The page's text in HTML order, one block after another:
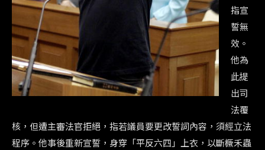
指宣
誓無
效。
他為
此提
出司
法覆
核，但遭主審法官拒絕，指若議員要更改誓詞內容，須經立法
程序。他事後重新宣誓，身穿「平反六四」上衣，以斷橛禾蟲